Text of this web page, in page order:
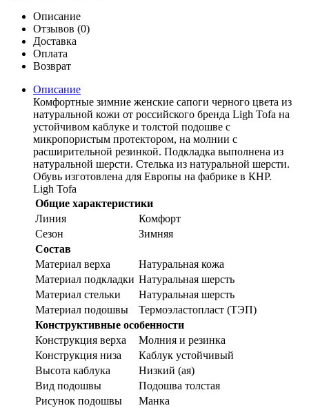
Описание
Отзывов (0)
Доставка
Оплата
Возврат
Описание
Комфортные зимние женские сапоги черного цвета из
натуральной кожи от российского бренда Ligh Tofa на
устойчивом каблуке и толстой подошве с
микропористым протектором, на молнии с
расширительной резинкой. Подкладка выполнена из
натуральной шерсти. Стелька из натуральной шерсти.
Обувь изготовлена для Европы на фабрике в КНР.
Ligh Tofa
Общие характеристики
Линия
Комфорт
Сезон
Зимняя
Состав
Материал верха
Натуральная кожа
Материал подкладки Натуральная шерсть
Материал стельки
Натуральная шерсть
Материал подошвы
Термоэластопласт (ТЭП)
Конструктивные особенности
Конструкция верха
Молния и резинка
Конструкция низа
Каблук устойчивый
Высота каблука
Низкий (ая)
Вид подошвы
Подошва толстая
Рисунок подошвы
Манка